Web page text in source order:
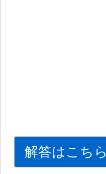
解答はこちら